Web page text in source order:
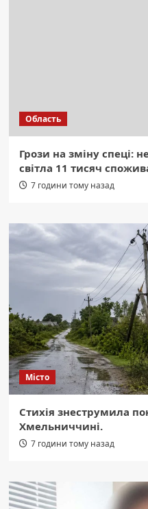
Область
Грози на зміну спеці:
світла 11 тисяч
7 години тому назад
Місто
Стихія знеструмила
Хмельниччині.
7 години тому назад